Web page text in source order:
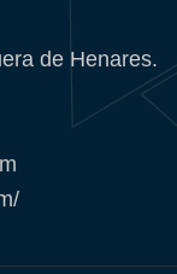
de Henares.